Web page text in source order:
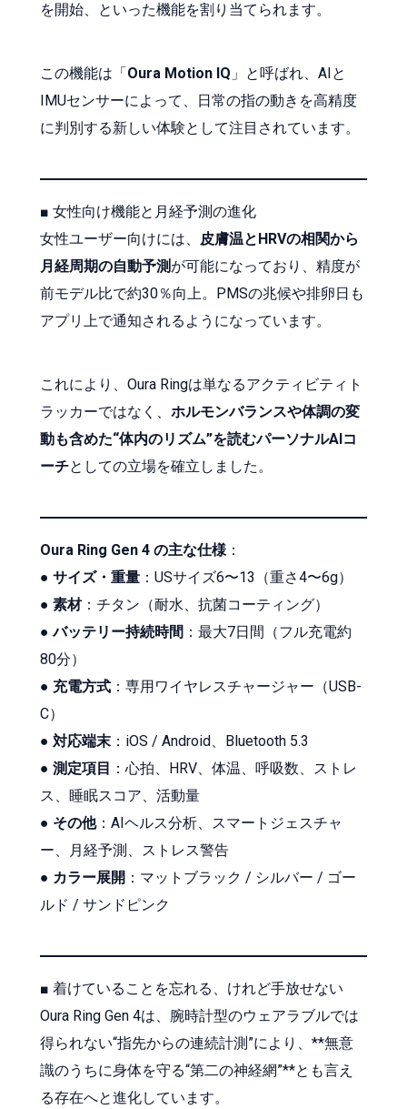
を開始、といった機能を割り当てられます。
この機能は「Oura Motion IQ 」と呼ばれ、AIと
IMUセンサーによって、日常の指の動きを高精度
に判別する新しい体験として注目されています。
■ 女性向け機能と月経予測の進化
女性ユーザー向けには、 皮膚温とHRVの相関から
月経周期の自動予測 が可能になっており、精度が
前モデル比で約30％向上。PMSの兆候や排卵日も
アプリ上で通知されるようになっています。
これにより、Oura Ringは単なるアクティビティト
ラッカーではなく、 ホルモンバランスや体調の変
動も含めた“体内のリズム”を読むパーソナルAIコ
ーチとしての立場を確立しました。
Oura Ring Gen 4 の主な仕様：
● サイズ・重量 ：USサイズ6〜13（重さ4〜6g）
● 素材：チタン（耐水、抗菌コーティング）
●バッテリー持続時間 ：最大7日間（フル充電約
80分）
● 充電方式 ：専用ワイヤレスチャージャー（USB-
C）
● 対応端末：iOS / Android、Bluetooth 5.3
● 測定項目 ：心拍、HRV、体温、呼吸数、ストレ
ス、睡眠スコア、活動量
● その他：AIヘルス分析、スマートジェスチャ
ー、月経予測、ストレス警告
● カラー展開 ：マットブラック / シルバー / ゴー
ルド / サンドピンク
■ 着けていることを忘れる、けれど手放せない
Oura Ring Gen 4は、腕時計型のウェアラブルでは
得られない“指先からの連続計測”により、**無意
識のうちに身体を守る“第二の神経網”**とも言え
る存在へと進化しています。